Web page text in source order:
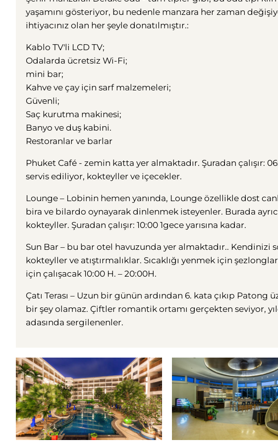
yaşamını gösteriyor, bu nedenle manzara her zaman
ihtiyacınız olan her şeyle donatılmıştır.:
Kablo TV'li LCD TV;
Odalarda ücretsiz Wi-Fi;
mini bar;
Kahve ve çay için sarf malzemeleri;
Güvenli;
Saç kurutma makinesi;
Banyo ve duş kabini.
Restoranlar ve barlar
Phuket Café - zemin katta yer almaktadır. Şuradan çalışır:
servis ediliyor, kokteyller ve içecekler.
Lounge – Lobinin hemen yanında, Lounge özellikle dost
bira ve bilardo oynayarak dinlenmek isteyenler. Burada
kokteyller. Şuradan çalışır: 10:00 1gece yarısına kadar.
Sun Bar – bu bar otel havuzunda yer almaktadır.. Kendinizi
kokteyller ve atıştırmalıklar. Sıcaklığı yenmek için
için çalışacak 10:00 H. – 20:00H.
Çatı Terası – Uzun bir günün ardından 6. kata çıkıp
bir şey olamaz. Çiftler romantik ortamı gerçekten seviyor,
adasında sergilenenler.